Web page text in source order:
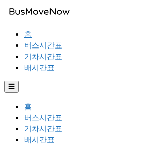
홈
버스시간표
기차시간표
배시간표
☰
홈
버스시간표
기차시간표
배시간표